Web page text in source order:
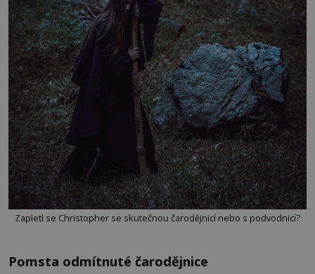
Zapletl se Christopher se skutečnou čarodějnicí nebo s podvodnicí?
Pomsta odmítnuté čarodějnice